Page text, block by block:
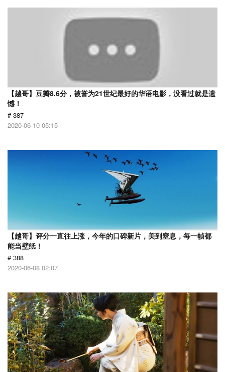
【越哥】豆瓣8.6分，被誉为21世纪最好的华语电影，没看过就是遗
憾！
# 387
2020-06-10 05:15
【越哥】评分一直往上涨，今年的口碑新片，美到窒息，每一帧都
能当壁纸！
# 388
2020-06-08 02:07